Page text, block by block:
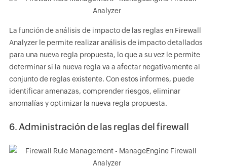
La función de análisis de impacto de las reglas en Firewall
Analyzer le permite realizar análisis de impacto detallados
para una nueva regla propuesta, lo que a su vez le permite
determinar si la nueva regla va a afectar negativamente al
conjunto de reglas existente. Con estos informes, puede
identificar amenazas, comprender riesgos, eliminar
anomalías y optimizar la nueva regla propuesta.
6. Administración de las reglas del firewall